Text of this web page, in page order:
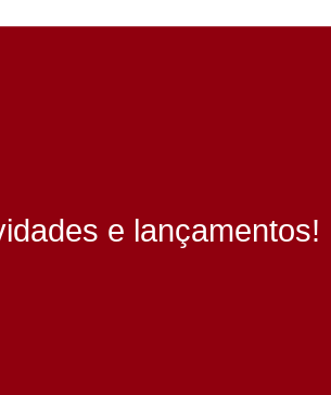
e lançamentos!